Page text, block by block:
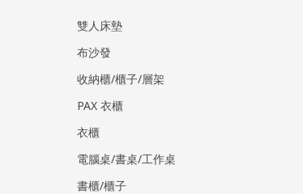
雙人床墊
布沙發
收納櫃/櫃子/層架
PAX 衣櫃
衣櫃
電腦桌/書桌/工作桌
書櫃/櫃子